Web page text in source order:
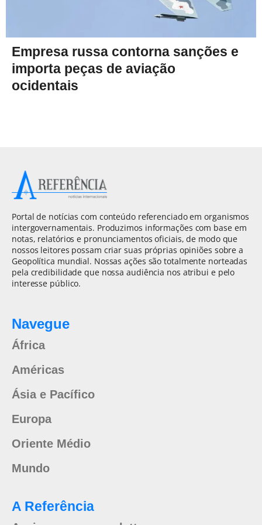
Empresa russa contorna sanções e
importa peças de aviação
ocidentais
Portal de notícias com conteúdo referenciado em organismos
intergovernamentais. Produzimos informações com base em
notas, relatórios e pronunciamentos oficiais, de modo que
nossos leitores possam criar suas próprias opiniões sobre a
Geopolítica mundial. Nossas ações são totalmente norteadas
pela credibilidade que nossa audiência nos atribui e pelo
interesse público.
Navegue
África
Américas
Ásia e Pacífico
Europa
Oriente Médio
Mundo
A Referência